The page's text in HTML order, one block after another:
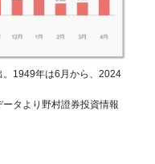
。1949年は6月から、2024
タより野村證券投資情報